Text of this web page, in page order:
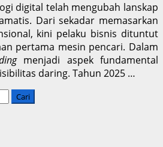
digital telah mengubah lanskap
Dari sekadar memasarkan
kini pelaku bisnis dituntut
pertama mesin pencari. Dalam
menjadi aspek fundamental
daring. Tahun 2025 …